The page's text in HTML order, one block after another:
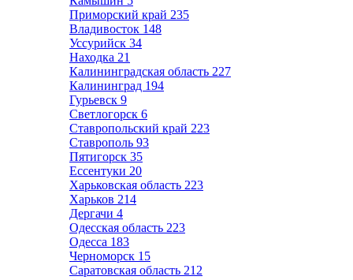
Приморский край 235
Владивосток 148
Уссурийск 34
Находка 21
Калининградская область 227
Калининград 194
Гурьевск 9
Светлогорск 6
Ставропольский край 223
Ставрополь 93
Пятигорск 35
Ессентуки 20
Харьковская область 223
Харьков 214
Дергачи 4
Одесская область 223
Одесса 183
Черноморск 15
Саратовская область 212